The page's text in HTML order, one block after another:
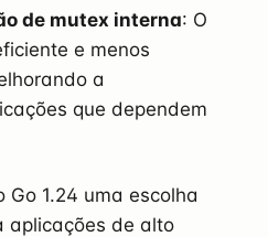
de mutex interna: O
e menos
a
que dependem
Go 1.24 uma escolha
aplicações de alto